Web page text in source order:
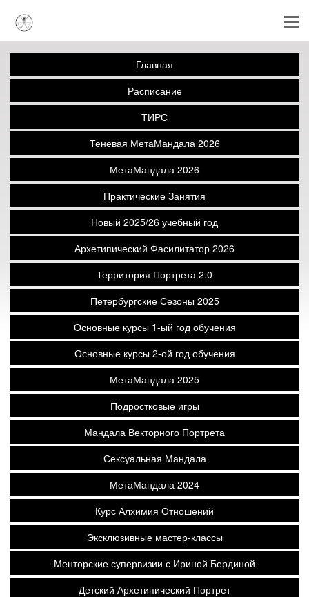
Главная
Расписание
ТИРС
Теневая МетаМандала 2026
МетаМандала 2026
Практические Занятия
Новый 2025/26 учебный год
Архетипический Фасилитатор 2026
Территория Портрета 2.0
Петербургские Сезоны 2025
Основные курсы 1-ый год обучения
Основные курсы 2-ой год обучения
МетаМандала 2025
Подростковые игры
Мандала Векторного Портрета
Сексуальная Мандала
МетаМандала 2024
Курс Алхимия Отношений
Эксклюзивные мастер-классы
Менторские супервизии с Ириной Бердиной
Детский Архетипический Портрет